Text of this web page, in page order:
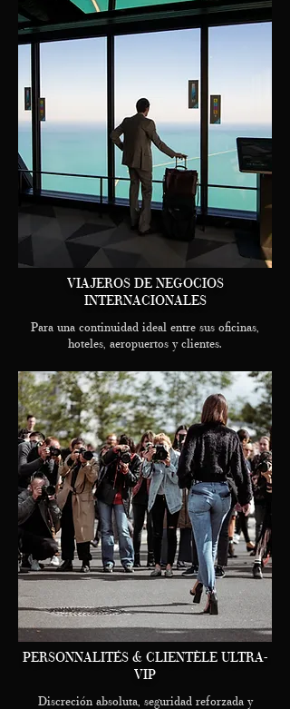
VIAJEROS DE NEGOCIOS
INTERNACIONALES
Para una continuidad ideal entre sus oficinas,
hoteles, aeropuertos y clientes.
PERSONNALITÉS & CLIENTÈLE ULTRA-
VIP
Discreción absoluta, seguridad reforzada y